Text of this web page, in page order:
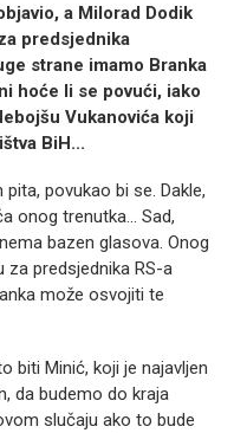
a Milorad Dodik
predsjednika
strane imamo Branka
hoće li se povući, iako
Vukanovića koji
BiH...
povukao bi se. Dakle,
onog trenutka... Sad,
bazen glasova. Onog
predsjednika RS-a
može osvojiti te
biti Minić, koji je najavljen
da budemo do kraja
slučaju ako to bude